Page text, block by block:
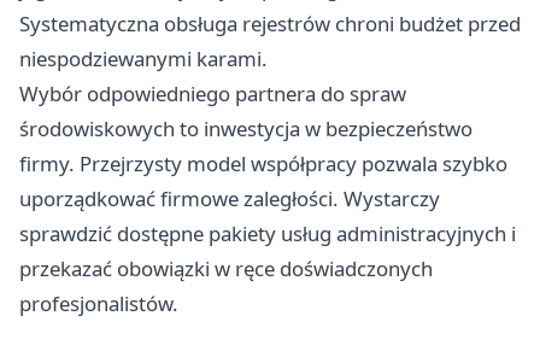
Systematyczna obsługa rejestrów chroni budżet przed
niespodziewanymi karami.
Wybór odpowiedniego partnera do spraw
środowiskowych to inwestycja w bezpieczeństwo
firmy. Przejrzysty model współpracy pozwala szybko
uporządkować firmowe zaległości. Wystarczy
sprawdzić dostępne pakiety usług administracyjnych i
przekazać obowiązki w ręce doświadczonych
profesjonalistów.